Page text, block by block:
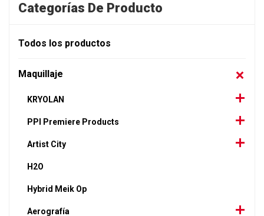
Categorías De Producto
Todos los productos
Maquillaje
KRYOLAN
PPI Premiere Products
Artist City
H2O
Hybrid Meik Op
Aerografía